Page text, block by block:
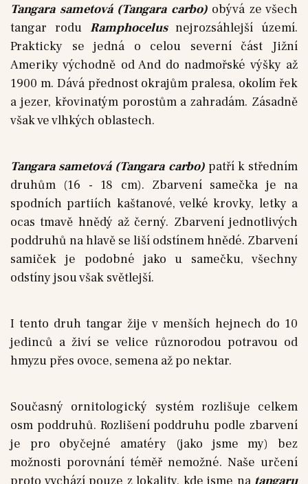
Tangara sametová (Tangara carbo)obývá ze všech
tangar rodu Ramphocelusnejrozsáhlejší území.
Prakticky se jedná o celou severní část Jižní
Ameriky východně od And do nadmořské výšky až
1900 m. Dává přednost okrajům pralesa, okolím řek
a jezer, křovinatým porostům a zahradám. Zásadně
však ve vlhkých oblastech.
Tangara sametová (Tangara carbo)patří k středním
druhům (16 - 18 cm). Zbarvení samečka je na
spodních partiích kaštanové, velké krovky, letky a
ocas tmavě hnědý až černý. Zbarvení jednotlivých
poddruhů na hlavě se liší odstínem hnědé. Zbarvení
samiček je podobné jako u samečku, všechny
odstíny jsou však světlejší.
I tento druh tangar žije v menších hejnech do 10
jedinců a živí se velice různorodou potravou od
hmyzu přes ovoce, semena až po nektar.
Současný ornitologický systém rozlišuje celkem
osm poddruhů. Rozlišení poddruhu podle zbarvení
je pro obyčejné amatéry (jako jsme my) bez
možnosti porovnání téměř nemožné. Naše určení